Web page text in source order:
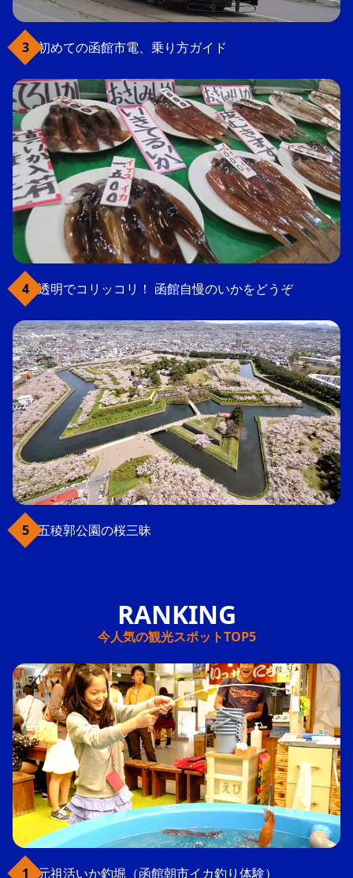
初めての函館市電、乗り方ガイド
透明でコリッコリ！ 函館自慢のいかをどうぞ
五稜郭公園の桜三昧
今人気の観光スポットTOP5
元祖活いか釣堀（函館朝市イカ釣り体験）